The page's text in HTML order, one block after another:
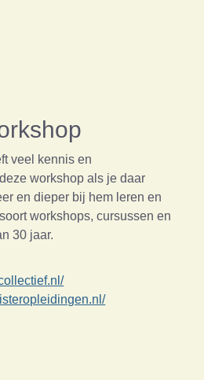
veel kennis en
workshop als je daar
en dieper bij hem leren en
workshops, cursussen en
30 jaar.